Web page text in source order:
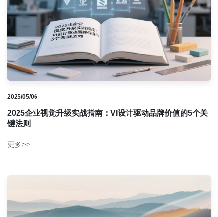
2025/05/06
2025企业视觉升级实战指南：VI设计驱动品牌价值的5个关
键法则
更多>>